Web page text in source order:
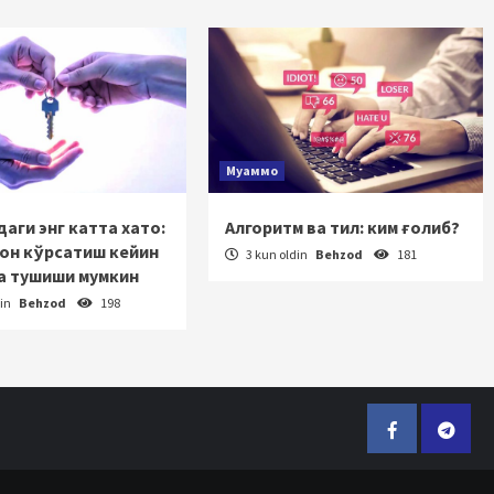
энг катта хато:
кўрсатиш кейин
тушиши мумкин
Behzod 198
Муаммо
Алгоритм ва тил: ким ғолиб?
3 kun oldin Behzod 181
Facebook